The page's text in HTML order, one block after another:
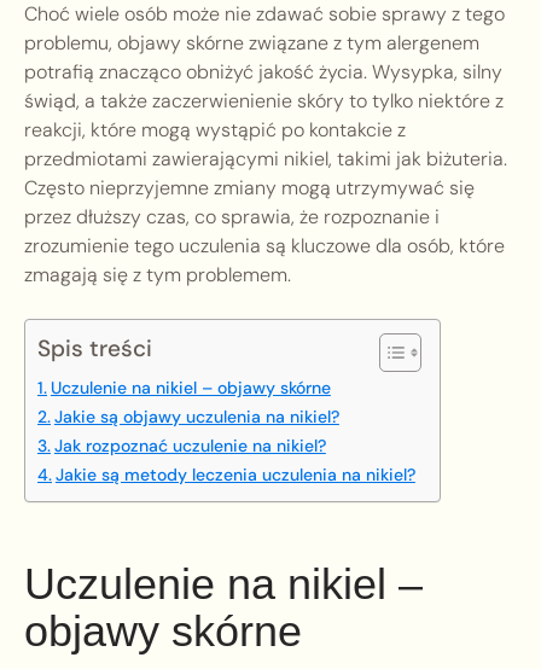
Choć wiele osób może nie zdawać sobie sprawy z tego
problemu, objawy skórne związane z tym alergenem
potrafią znacząco obniżyć jakość życia. Wysypka, silny
świąd, a także zaczerwienienie skóry to tylko niektóre z
reakcji, które mogą wystąpić po kontakcie z
przedmiotami zawierającymi nikiel, takimi jak biżuteria.
Często nieprzyjemne zmiany mogą utrzymywać się
przez dłuższy czas, co sprawia, że rozpoznanie i
zrozumienie tego uczulenia są kluczowe dla osób, które
zmagają się z tym problemem.
Spis treści
Uczulenie na nikiel – objawy skórne
Jakie są objawy uczulenia na nikiel?
Jak rozpoznać uczulenie na nikiel?
Jakie są metody leczenia uczulenia na nikiel?
Uczulenie na nikiel –
objawy skórne